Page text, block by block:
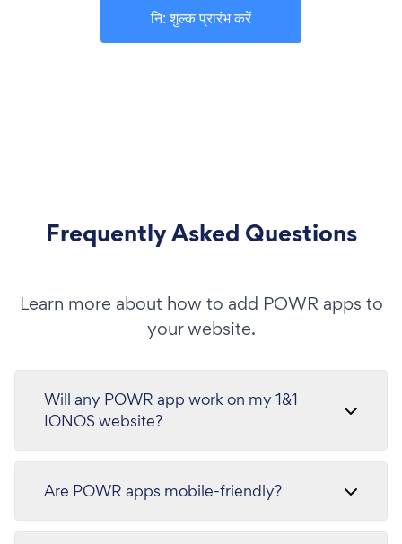
नि: शुल्क प्रारंभ करें
Frequently Asked Questions
Learn more about how to add POWR apps to
your website.
Will any POWR app work on my 1&1
IONOS website?
Are POWR apps mobile-friendly?